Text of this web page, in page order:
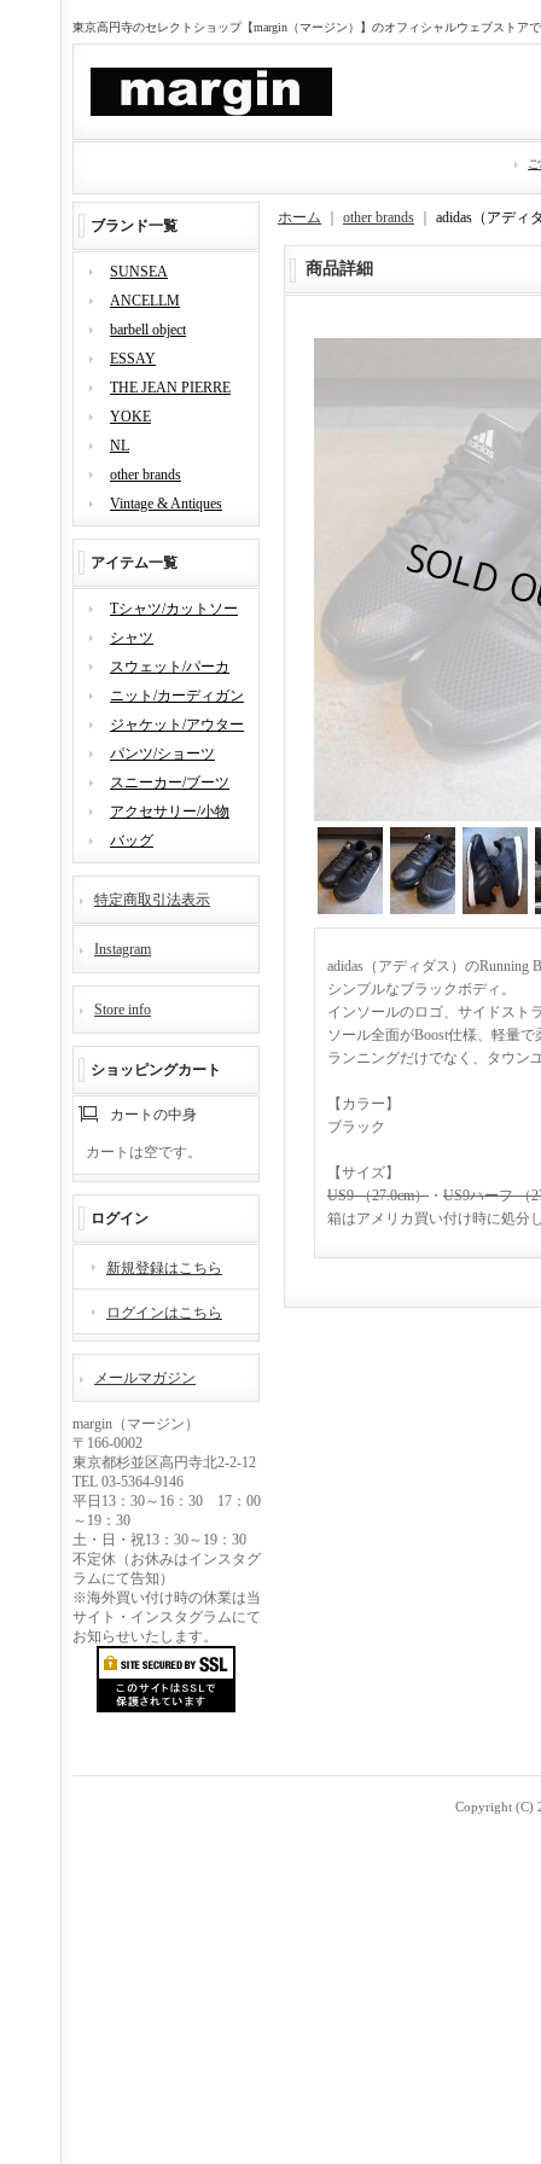
東京高円寺のセレクトショップ【margin（マージン）】のオフィシャルウェブストア
ブランド一覧
SUNSEA
ANCELLM
barbell object
ESSAY
THE JEAN PIERRE
YOKE
NL
other brands
Vintage & Antiques
アイテム一覧
Tシャツ/カットソー
シャツ
スウェット/パーカ
ニット/カーディガン
ジャケット/アウター
パンツ/ショーツ
スニーカー/ブーツ
アクセサリー/小物
バッグ
特定商取引法表示
Instagram
Store info
ショッピングカート
カートの中身
カートは空です。
ログイン
新規登録はこちら
ログインはこちら
メールマガジン
margin（マージン）
〒166-0002
東京都杉並区高円寺北2-2-12
TEL 03-5364-9146
平日13：30～16：30 17：00
～19：30
土・日・祝13：30～19：30
不定休（お休みはインスタグ
ラムにて告知）
※海外買い付け時の休業は当
サイト・インスタグラムにて
お知らせいたします。
ホーム other brands adidas（アディ
商品詳細
adidas（アディダス）のRunning
シンプルなブラックボディ。
インソールのロゴ、サイドスト
ソール全面がBoost仕様、軽量
ランニングだけでなく、タウン
【カラー】
ブラック
【サイズ】
US9 （27.0cm） ・ US9ハーフ （
箱はアメリカ買い付け時に処分
Copyright (C)